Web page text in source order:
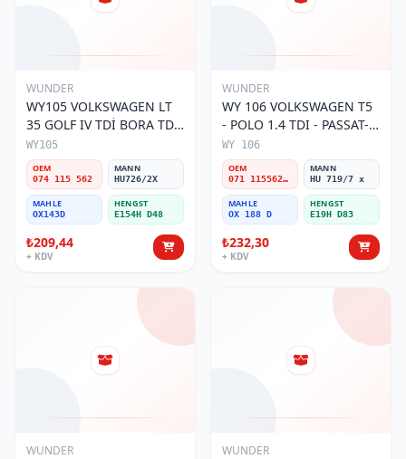
WUNDER
WY105 VOLKSWAGEN LT
35 GOLF IV TDİ BORA TDİ
074 115 562 Yağ Filtresi
WY105
OEM
074 115 562
MANN
HU726/2X
MAHLE
OX143D
HENGST
E154H D48
₺209,44
+ KDV
WUNDER
WY 106 VOLKSWAGEN T5
- POLO 1.4 TDI - PASSAT-
JETTA 03-11 071 115562 A
Yağ Filtresi
WY 106
OEM
071 115562 A
MANN
HU 719/7 x
MAHLE
OX 188 D
HENGST
E19H D83
₺232,30
+ KDV
WUNDER WUNDER